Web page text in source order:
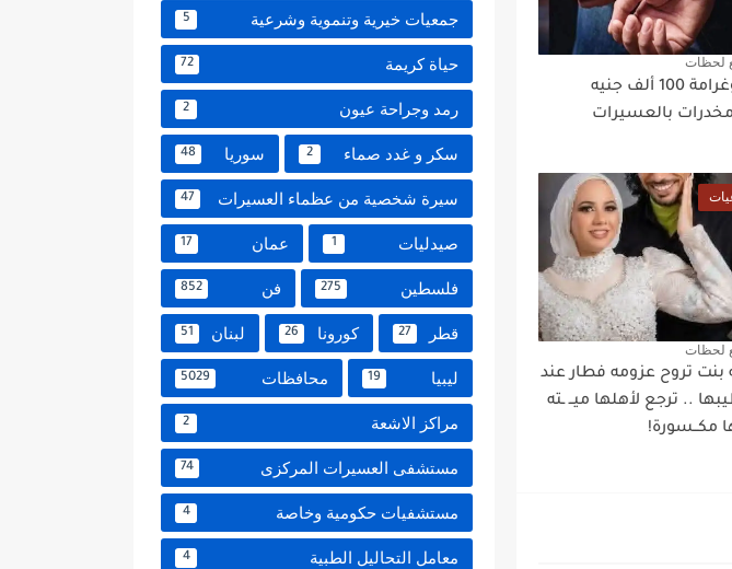
لحظات
المؤبد وغرامة 100 ألف جنيه
بالعسيرات
لحظات
بنت تروح عزومه فطار عند
.. ترجع لأهلها ميــ ـته
مكــسورة!
جمعيات خيرية وتنموية وشرعية 5
حياة كريمة 72
رمد وجراحة عيون 2
سكر و غدد صماء 2 سوريا 48
سيرة شخصية من عظماء العسيرات 47
صيدليات 1 عمان 17
فلسطين 275 فن 852
قطر 27 كورونا 26 لبنان 51
ليبيا 19 محافظات 5029
مراكز الاشعة 2
مستشفى العسيرات المركزى 74
مستشفيات حكومية وخاصة 4
معامل التحاليل الطبية 4